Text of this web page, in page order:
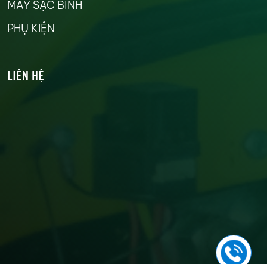
MÁY SẠC BÌNH
PHỤ KIỆN
LIÊN HỆ